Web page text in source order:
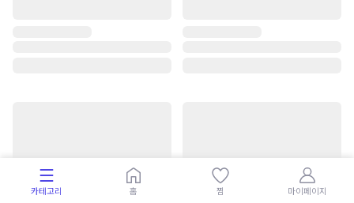
카테고리 홈 찜 마이페이지